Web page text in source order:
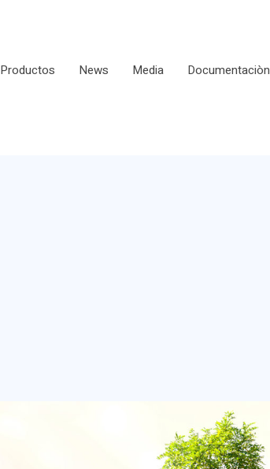
Productos News Media Documentaciòn